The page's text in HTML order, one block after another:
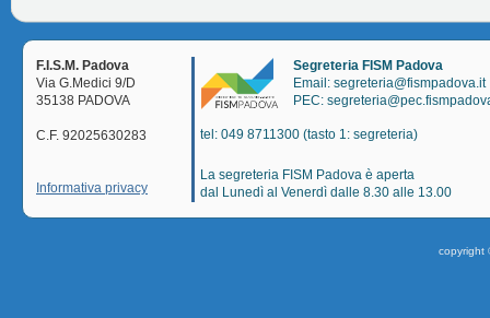
F.I.S.M. Padova
Via G.Medici 9/D
35138 PADOVA
C.F. 92025630283
Informativa privacy
Segreteria FISM Padova
Email: segreteria@fismpadova.it
PEC:
tel: 049 8711300 (tasto 1: segreteria)
La segreteria FISM Padova è aperta
dal Lunedì al Venerdì dalle 8.30 alle 13.00
copyright